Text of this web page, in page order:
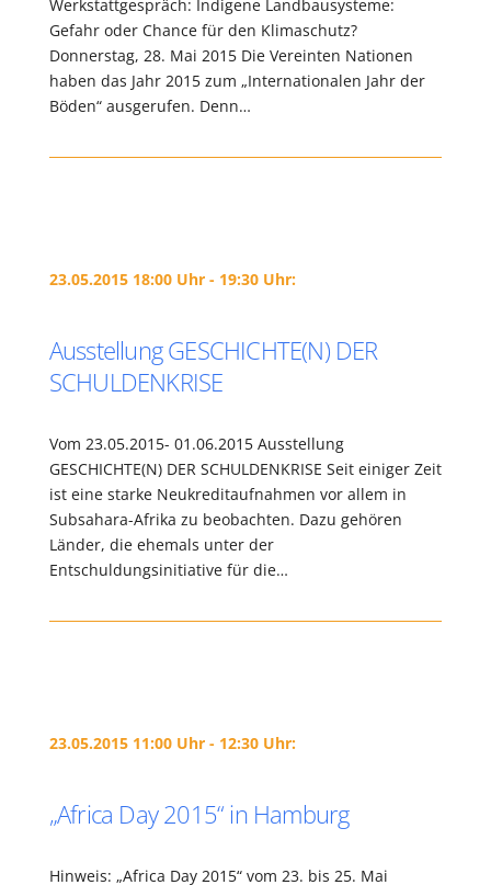
Werkstattgespräch: Indigene Landbausysteme:
Gefahr oder Chance für den Klimaschutz?
Donnerstag, 28. Mai 2015 Die Vereinten Nationen
haben das Jahr 2015 zum „Internationalen Jahr der
Böden“ ausgerufen. Denn…
23.05.2015 18:00 Uhr - 19:30 Uhr:
Ausstellung GESCHICHTE(N) DER
SCHULDENKRISE
Vom 23.05.2015- 01.06.2015 Ausstellung
GESCHICHTE(N) DER SCHULDENKRISE Seit einiger Zeit
ist eine starke Neukreditaufnahmen vor allem in
Subsahara-Afrika zu beobachten. Dazu gehören
Länder, die ehemals unter der
Entschuldungsinitiative für die…
23.05.2015 11:00 Uhr - 12:30 Uhr:
„Africa Day 2015“ in Hamburg
Hinweis: „Africa Day 2015“ vom 23. bis 25. Mai